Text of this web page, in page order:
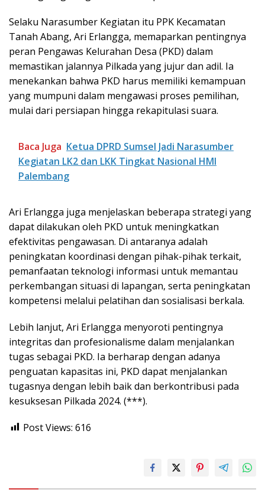
Selaku Narasumber Kegiatan itu PPK Kecamatan
Tanah Abang, Ari Erlangga, memaparkan pentingnya
peran Pengawas Kelurahan Desa (PKD) dalam
memastikan jalannya Pilkada yang jujur dan adil. Ia
menekankan bahwa PKD harus memiliki kemampuan
yang mumpuni dalam mengawasi proses pemilihan,
mulai dari persiapan hingga rekapitulasi suara.
Baca Juga Ketua DPRD Sumsel Jadi Narasumber
Kegiatan LK2 dan LKK Tingkat Nasional HMI
Palembang
Ari Erlangga juga menjelaskan beberapa strategi yang
dapat dilakukan oleh PKD untuk meningkatkan
efektivitas pengawasan. Di antaranya adalah
peningkatan koordinasi dengan pihak-pihak terkait,
pemanfaatan teknologi informasi untuk memantau
perkembangan situasi di lapangan, serta peningkatan
kompetensi melalui pelatihan dan sosialisasi berkala.
Lebih lanjut, Ari Erlangga menyoroti pentingnya
integritas dan profesionalisme dalam menjalankan
tugas sebagai PKD. Ia berharap dengan adanya
penguatan kapasitas ini, PKD dapat menjalankan
tugasnya dengan lebih baik dan berkontribusi pada
kesuksesan Pilkada 2024. (***).
Post Views: 616